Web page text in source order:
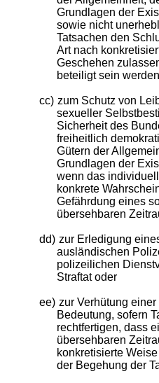
Grundlagen der
sowie nicht
Tatsachen den
Art nach
Geschehen
beteiligt sein
cc) zum Schutz von
sexueller
Sicherheit des
freiheitlich
Gütern der
Grundlagen der
wenn das
konkrete
Gefährdung eines
übersehbaren
dd) zur Erledigung
ausländischen
polizeilichen
Straftat oder
ee) zur Verhütung
Bedeutung, sofern
rechtfertigen, dass
übersehbaren
konkretisierte
der Begehung der